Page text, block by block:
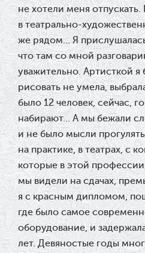
не хотели меня
в театрально-
же рядом… Я
что там со мной
уважительно. Артисткой я
рисовать не умела,
было 12 человек, сейчас,
набирают… А мы бежали
и не было мысли
на практике, в театрах, с
которые в этой
мы видели на сдачах,
я с красным дипломом,
где было самое
оборудование, и
лет. Девяностые годы